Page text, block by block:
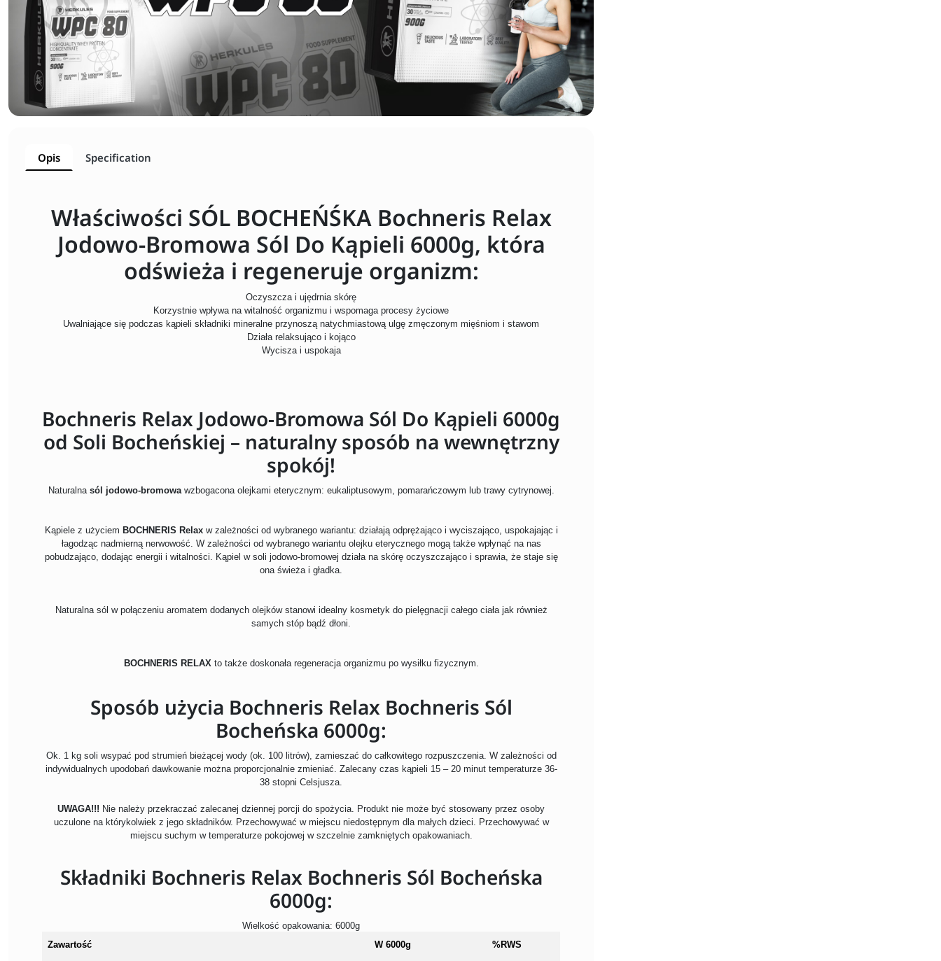
Opis Specification
Właściwości SÓL BOCHEŃŚKA Bochneris Relax
Jodowo-Bromowa Sól Do Kąpieli 6000g, która
odświeża i regeneruje organizm:
Oczyszcza i ujędrnia skórę
Korzystnie wpływa na witalność organizmu i wspomaga procesy życiowe
Uwalniające się podczas kąpieli składniki mineralne przynoszą natychmiastową ulgę zmęczonym mięśniom i stawom
Działa relaksująco i kojąco
Wycisza i uspokaja
Bochneris Relax Jodowo-Bromowa Sól Do Kąpieli 6000g
od Soli Bocheńskiej – naturalny sposób na wewnętrzny
spokój!
Naturalna sól jodowo-bromowawzbogacona olejkami eterycznym: eukaliptusowym, pomarańczowym lub trawy cytrynowej.
Kąpiele z użyciem BOCHNERIS Relax w zależności od wybranego wariantu: działają odprężająco i wyciszająco, uspokajając i
łagodząc nadmierną nerwowość. W zależności od wybranego wariantu olejku eterycznego mogą także wpłynąć na nas
pobudzająco, dodając energii i witalności. Kąpiel w soli jodowo-bromowej działa na skórę oczyszczająco i sprawia, że staje się
ona świeża i gładka.
Naturalna sól w połączeniu aromatem dodanych olejków stanowi idealny kosmetyk do pielęgnacji całego ciała jak również
samych stóp bądź dłoni.
BOCHNERIS RELAXto także doskonała regeneracja organizmu po wysiłku fizycznym.
Sposób użycia Bochneris Relax Bochneris Sól
Bocheńska 6000g:
Ok. 1 kg soli wsypać pod strumień bieżącej wody (ok. 100 litrów), zamieszać do całkowitego rozpuszczenia. W zależności od
indywidualnych upodobań dawkowanie można proporcjonalnie zmieniać. Zalecany czas kąpieli 15 – 20 minut temperaturze 36-
38 stopni Celsjusza.
UWAGA!!! Nie należy przekraczać zalecanej dziennej porcji do spożycia. Produkt nie może być stosowany przez osoby
uczulone na którykolwiek z jego składników. Przechowywać w miejscu niedostępnym dla małych dzieci. Przechowywać w
miejscu suchym w temperaturze pokojowej w szczelnie zamkniętych opakowaniach.
Składniki Bochneris Relax Bochneris Sól Bocheńska
6000g:
Wielkość opakowania: 6000g
Zawartość
W 6000g %RWS